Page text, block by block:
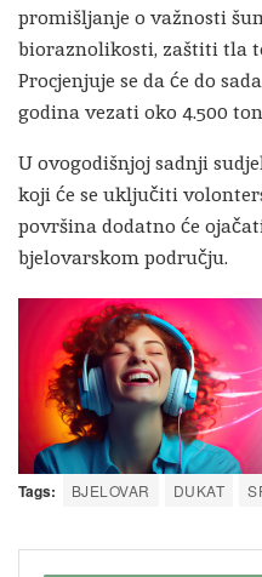
promišljanje o važnosti
bioraznolikosti, zaštiti tla
Procjenjuje se da će do
godina vezati oko 4.500
U ovogodišnjoj sadnji
koji će se uključiti
površina dodatno će
bjelovarskom području.
Tags: BJELOVAR DUKAT